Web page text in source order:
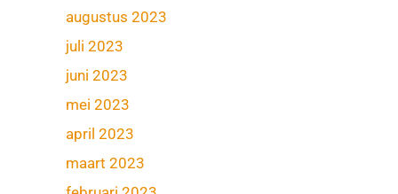
augustus 2023
juli 2023
juni 2023
mei 2023
april 2023
maart 2023